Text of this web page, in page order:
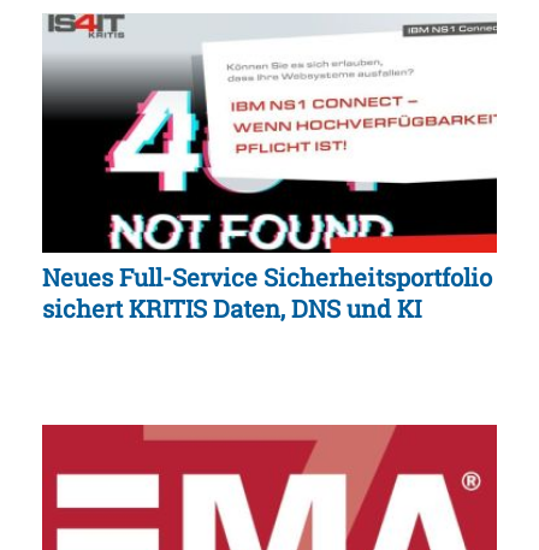
Neues Full-Service Sicherheitsportfolio
sichert KRITIS Daten, DNS und KI